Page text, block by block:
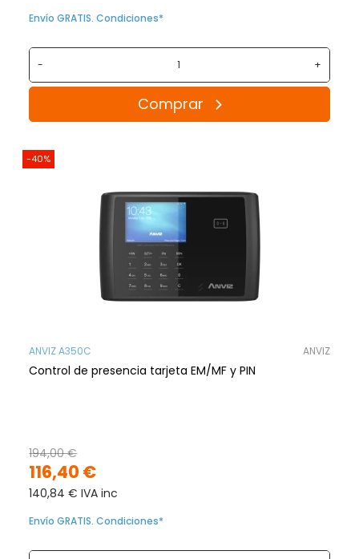
Envío GRATIS. Condiciones*
- +
Comprar
-40%
ANVIZ A350C ANVIZ
Control de presencia tarjeta EM/MF y PIN
116,40 €
194,00 €
140,84 € IVA inc
Envío GRATIS. Condiciones*